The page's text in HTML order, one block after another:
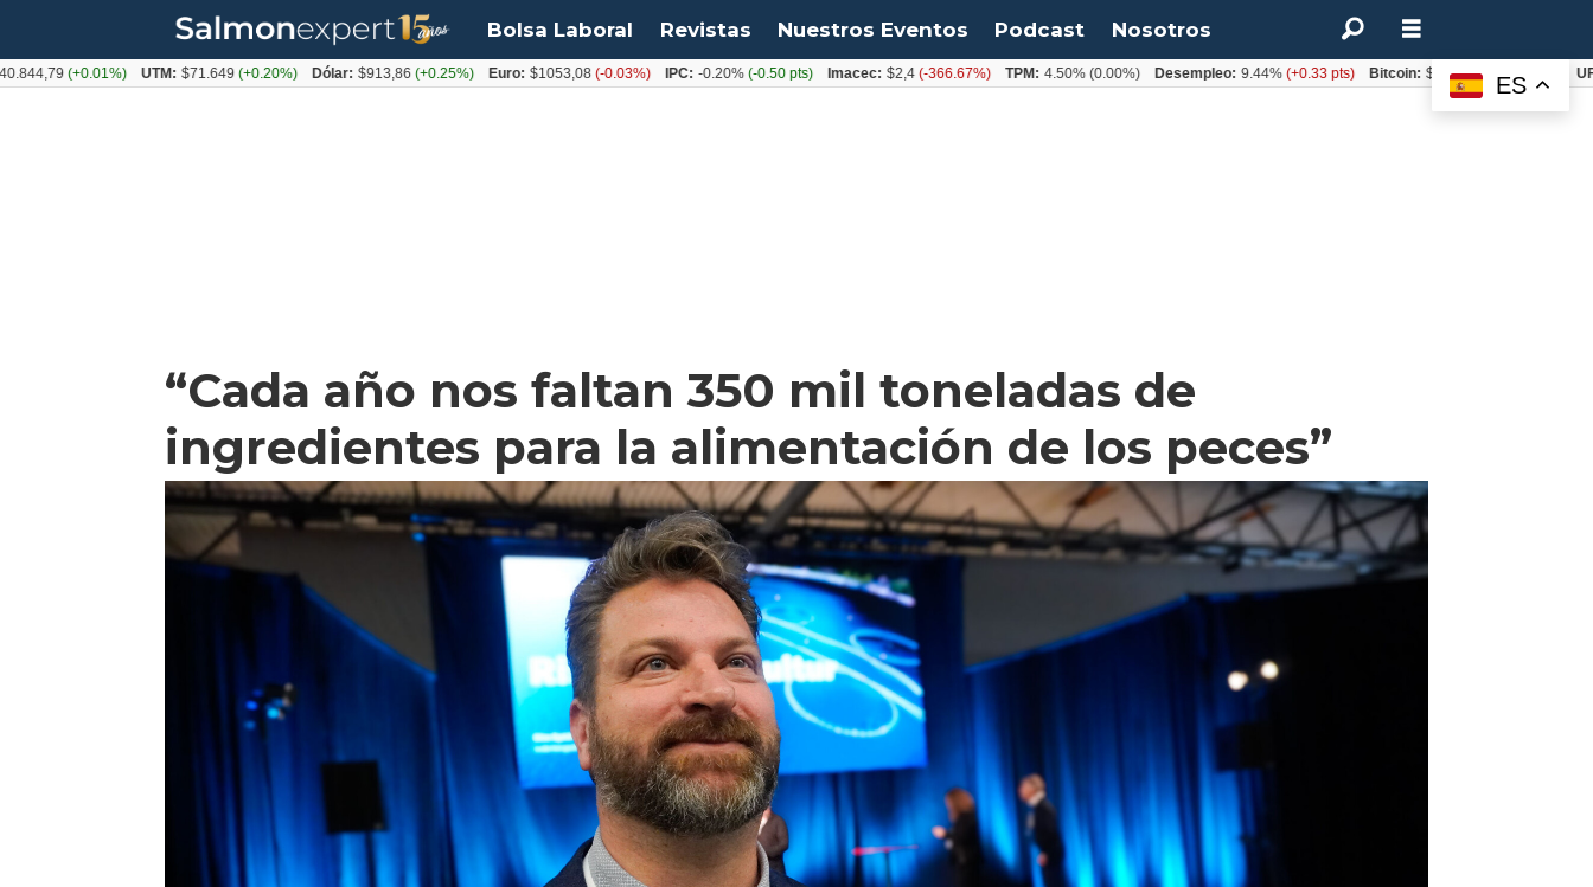
Bolsa Laboral Revistas Nuestros Eventos Podcast Nosotros
“Cada año nos faltan 350 mil toneladas de
ingredientes para la alimentación de los peces”
ES
(+0.01%) UTM: $71.649(+0.20%) Dólar: $913,86(+0.25%) Euro: $1053,08(-0.03%) IPC: -0.20% (-0.50 pts) Imacec: $2,4(-366.67%) TPM: 4.50%(0.00%) Desempleo: 9.44%(+0.33 pts) Bitcoin: $64.600,08(+2.93%)